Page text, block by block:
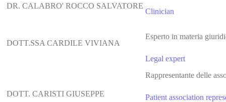
DR. CALABRO' ROCCO SALVATORE
Clinician
DOTT.SSA CARDILE VIVIANA
Esperto in materia
Legal expert
DOTT. CARISTI GIUSEPPE
Rappresentante delle
Patient association